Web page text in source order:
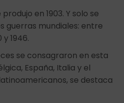
en 1903. Y solo se
guerras mundiales: entre
y 1946.
se consagraron en esta
España, Italia y el
se destaca